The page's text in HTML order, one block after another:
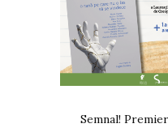
Semnal!